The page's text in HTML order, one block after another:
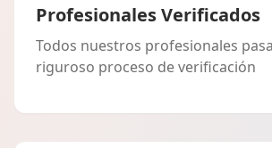
Profesionales Verificados
Todos nuestros profesionales
riguroso proceso de verificación